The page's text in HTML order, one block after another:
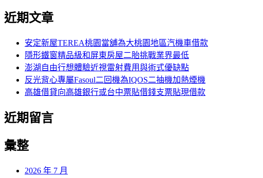
導
覽
章:
文
關
近期文章
安定新屋TEREA桃園當舖為大桃園地區汽機車借款
隱形鐵窗精品級和屏東房屋二胎挑戰業界最低
澎湖自由行想體驗近視雷射費用與術式優缺點
反光背心專屬Fasoul二回機為IQOS二抽機加熱煙機
高雄借貸向高雄銀行或台中票貼借錢支票貼現借款
近期留言
彙整
2026 年 7 月